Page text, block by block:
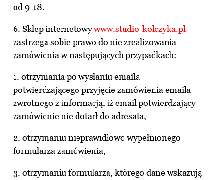
od 9-18.
6. Sklep internetowywww.studio-kolczyka.pl
zastrzega sobie prawo do nie zrealizowania
zamówienia w następujących przypadkach:
1. otrzymania po wysłaniu emaila
potwierdzającego przyjęcie zamówienia emaila
zwrotnego z informacją, iż email potwierdzający
zamówienie nie dotarł do adresata,
2. otrzymaniu nieprawidłowo wypełnionego
formularza zamówienia,
3. otrzymaniu formularza, którego dane wskazują